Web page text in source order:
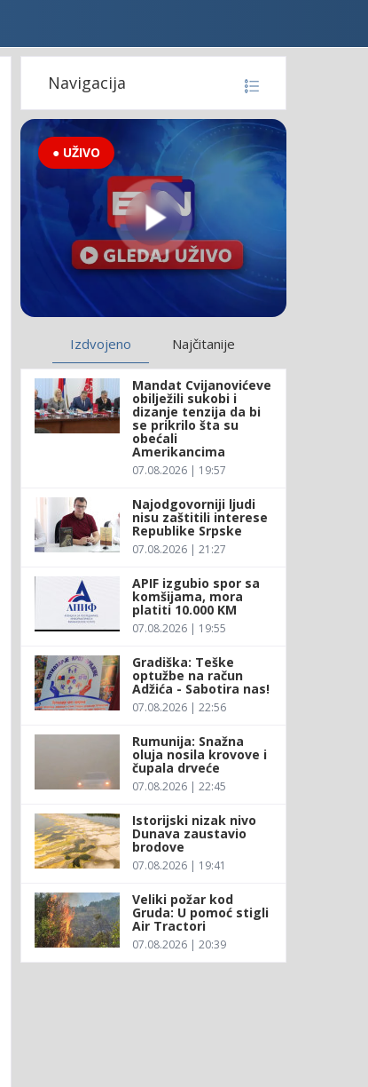
Navigacija
● UŽIVO
Izdvojeno Najčitanije
Mandat Cvijanovićeve
obilježili sukobi i
dizanje tenzija da bi
se prikrilo šta su
obećali
Amerikancima
07.08.2026 | 19:57
Najodgovorniji ljudi
nisu zaštitili interese
Republike Srpske
07.08.2026 | 21:27
APIF izgubio spor sa
komšijama, mora
platiti 10.000 KM
07.08.2026 | 19:55
Gradiška: Teške
optužbe na račun
Adžića - Sabotira nas!
07.08.2026 | 22:56
Rumunija: Snažna
oluja nosila krovove i
čupala drveće
07.08.2026 | 22:45
Istorijski nizak nivo
Dunava zaustavio
brodove
07.08.2026 | 19:41
Veliki požar kod
Gruda: U pomoć stigli
Air Tractori
07.08.2026 | 20:39